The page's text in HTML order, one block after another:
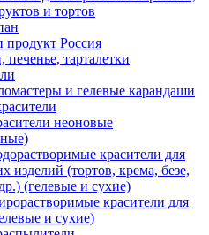
и тортов
продукт Россия
тарталетки
и гелевые карандаши
неоновые
красители для
изделий (тортов, крема, безе,
(гелевые и сухие)
красители для
и сухие)